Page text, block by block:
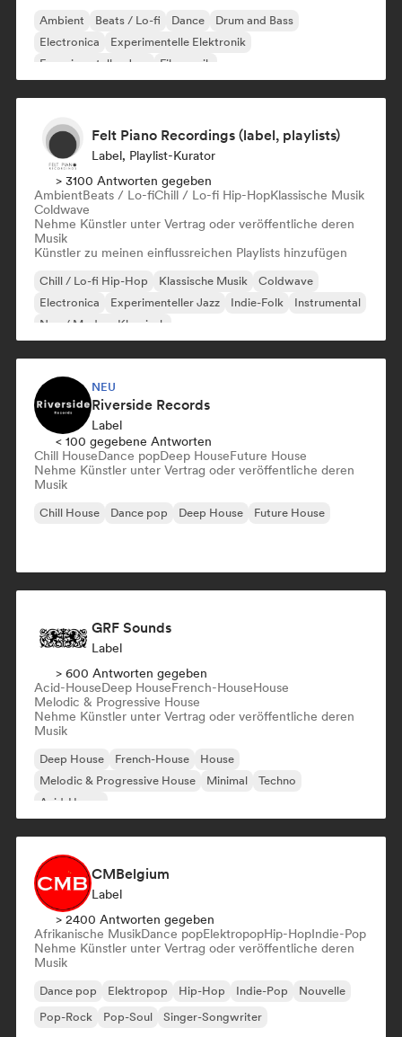
Ambient Beats / Lo-fi Dance
Drum and Bass
Electronica
Experimentelle Elektronik
Experimenteller Jazz
Filmmusik
Felt Piano Recordings (label, playlists)
Label, Playlist-Kurator
> 3100 Antworten gegeben
AmbientBeats / Lo-fiChill / Lo-fi Hip-HopKlassische Musik
Coldwave
Nehme Künstler unter Vertrag oder veröffentliche deren
Musik
Künstler zu meinen einflussreichen Playlists hinzufügen
Chill / Lo-fi Hip-Hop Klassische Musik
Coldwave
Electronica
Experimenteller Jazz Indie-Folk
Instrumental
Neo / Modern Klassisch
NEU
Riverside Records
Label
< 100 gegebene Antworten
Chill HouseDance popDeep HouseFuture House
Nehme Künstler unter Vertrag oder veröffentliche deren
Musik
Chill House Dance pop Deep House Future House
GRF Sounds
Label
> 600 Antworten gegeben
Acid-HouseDeep HouseFrench-HouseHouse
Melodic & Progressive House
Nehme Künstler unter Vertrag oder veröffentliche deren
Musik
Deep House French-House
House
Melodic & Progressive House
Minimal
Techno
Acid-House
CMBelgium
Label
> 2400 Antworten gegeben
Afrikanische MusikDance popElektropopHip-HopIndie-Pop
Nehme Künstler unter Vertrag oder veröffentliche deren
Musik
Dance pop Elektropop Hip-Hop Indie-Pop
Nouvelle
Pop-Rock
Pop-Soul Singer-Songwriter